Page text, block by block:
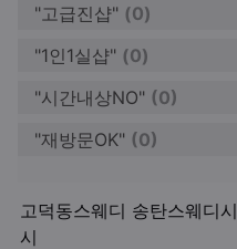
"고급진샵" (0)
"1인1실샵" (0)
"시간내상NO" (0)
"재방문OK" (0)
고덕동스웨디
시
송탄스웨디시
키워드